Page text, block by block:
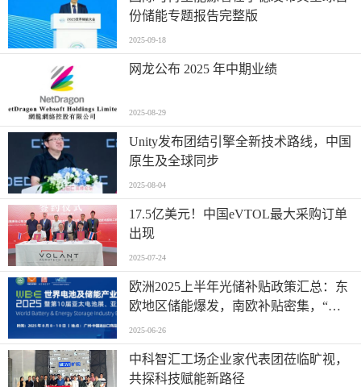
份储能专题报告完整版
2025-09-18
网龙公布 2025 年中期业绩
2025-08-29
Unity发布团结引擎全新技术路线，中国
原生及全球同步
2025-08-04
17.5亿美元！中国eVTOL最大采购订单
出现
2025-07-24
欧洲2025上半年光储补贴政策汇总：东
欧地区储能爆发，南欧补贴密集，“削
光补储”模式迅速扩张
2025-06-26
中科智汇工场企业家代表团莅临旷视，
共探科技赋能新路径